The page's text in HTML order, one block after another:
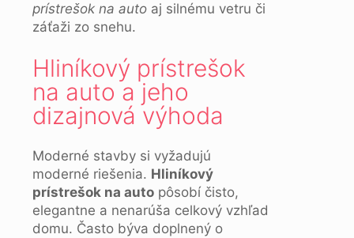
prístrešok na auto aj silnému vetru či
záťaži zo snehu.
Hliníkový prístrešok
na auto a jeho
dizajnová výhoda
Moderné stavby si vyžadujú
moderné riešenia. Hliníkový
prístrešok na auto pôsobí čisto,
elegantne a nenarúša celkový vzhľad
domu. Často býva doplnený o